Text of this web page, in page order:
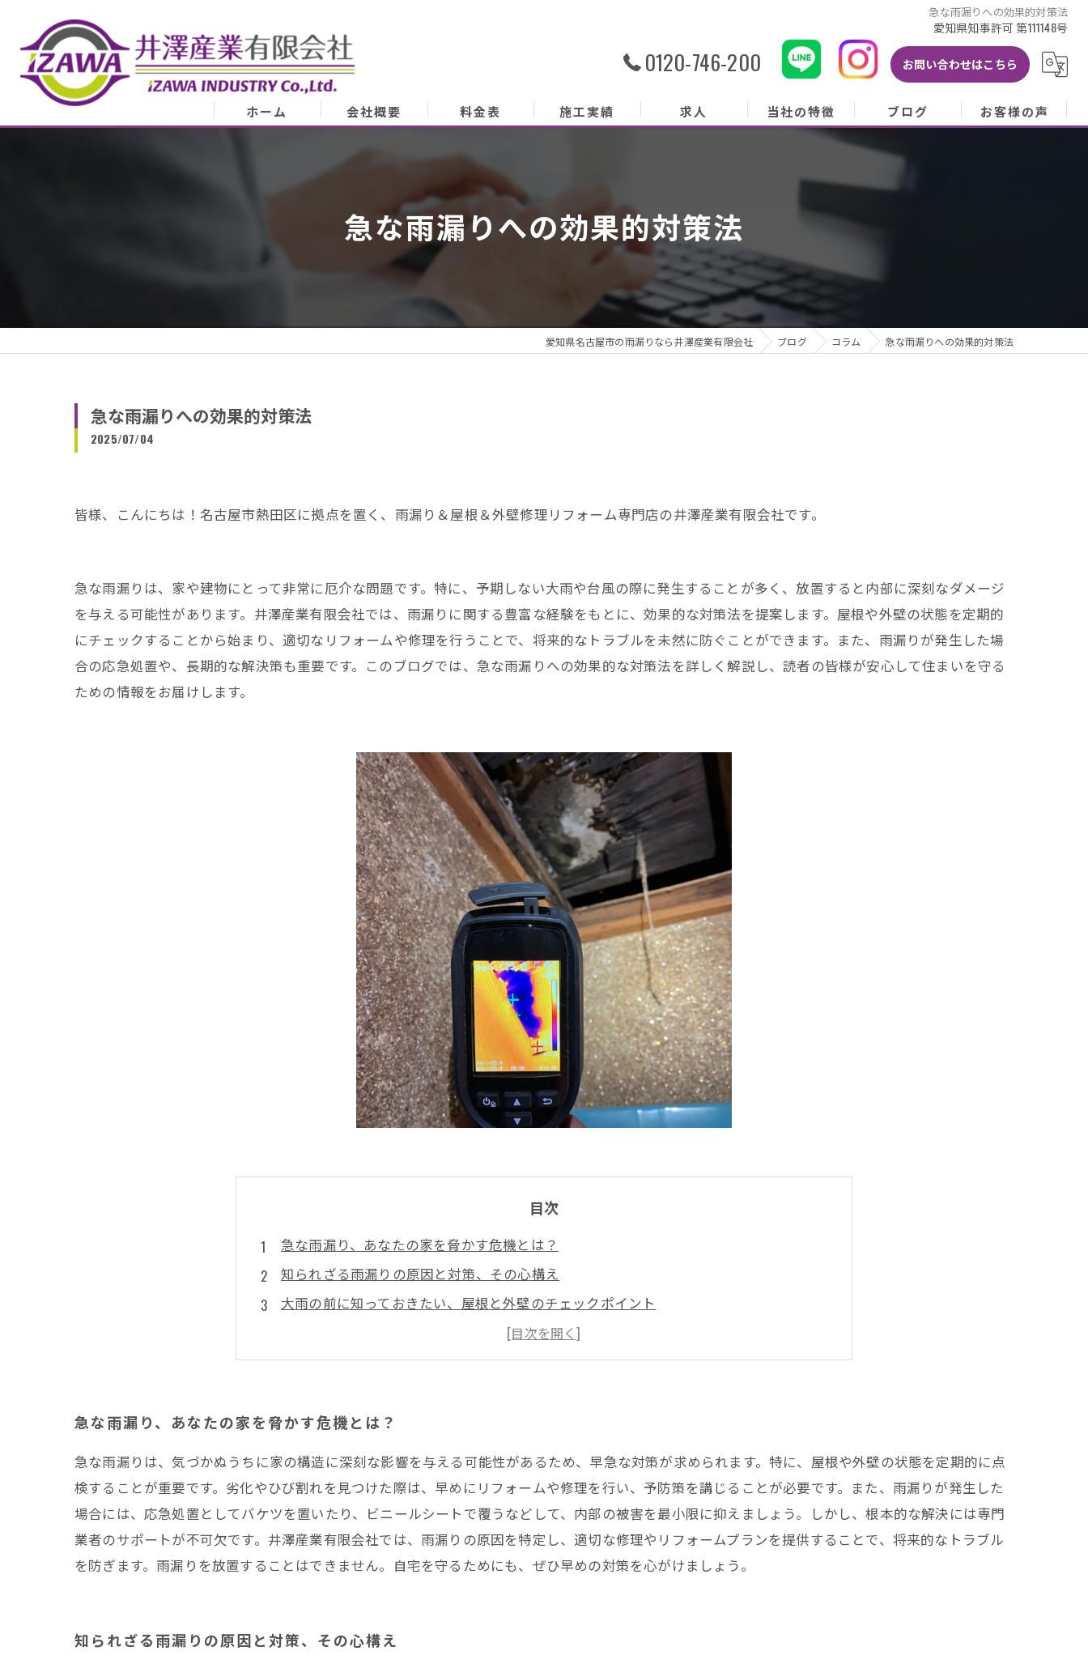
急な雨漏りへの効果的対策法
愛知県知事許可 第111148号
0120-746-200 お問い合わせはこちら
ホーム 会社概要
会社概要
代表あいさつ
アクセス
料金表 施工実績 求人 当社の特徴
塗り替え
雨樋
修理
ブログ
ブログ
コラム
お客様の声
急な雨漏りへの効果的対策法
愛知県名古屋市の雨漏りなら井澤産業有限会社 ブログ コラム 急な雨漏りへの効果的対策法
急な雨漏りへの効果的対策法
2025/07/04
皆様、こんにちは！名古屋市熱田区に拠点を置く、雨漏り＆屋根＆外壁修理リフォーム専門店の井澤産業有限会社です。
急な雨漏りは、家や建物にとって非常に厄介な問題です。特に、予期しない大雨や台風の際に発生することが多く、放置すると内部に深刻なダメージ
を与える可能性があります。井澤産業有限会社では、雨漏りに関する豊富な経験をもとに、効果的な対策法を提案します。屋根や外壁の状態を定期的
にチェックすることから始まり、適切なリフォームや修理を行うことで、将来的なトラブルを未然に防ぐことができます。また、雨漏りが発生した場
合の応急処置や、長期的な解決策も重要です。このブログでは、急な雨漏りへの効果的な対策法を詳しく解説し、読者の皆様が安心して住まいを守る
ための情報をお届けします。
目次
急な雨漏り、あなたの家を脅かす危機とは？
知られざる雨漏りの原因と対策、その心構え
大雨の前に知っておきたい、屋根と外壁のチェックポイント
雨漏りが発生した時の応急処置とその後の対応
安心して住まいを守るための、雨漏り対策の全貌
急な雨漏りを防ぐために、今すぐできること
井澤産業有限会社│ 熱田区・中村区など名古屋市内および愛知県での施工実績はこちら
急な雨漏り、あなたの家を脅かす危機とは？
急な雨漏りは、気づかぬうちに家の構造に深刻な影響を与える可能性があるため、早急な対策が求められます。特に、屋根や外壁の状態を定期的に点
検することが重要です。劣化やひび割れを見つけた際は、早めにリフォームや修理を行い、予防策を講じることが必要です。また、雨漏りが発生した
場合には、応急処置としてバケツを置いたり、ビニールシートで覆うなどして、内部の被害を最小限に抑えましょう。しかし、根本的な解決には専門
業者のサポートが不可欠です。井澤産業有限会社では、雨漏りの原因を特定し、適切な修理やリフォームプランを提供することで、将来的なトラブル
を防ぎます。雨漏りを放置することはできません。自宅を守るためにも、ぜひ早めの対策を心がけましょう。
知られざる雨漏りの原因と対策、その心構え